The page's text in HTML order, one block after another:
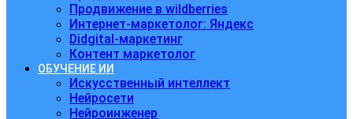
Продвижение в wildberries
Интернет-маркетолог: Яндекс
Didgital-маркетинг
Контент маркетолог
ОБУЧЕНИЕ ИИ
Искусственный интеллект
Нейросети
Нейроинженер